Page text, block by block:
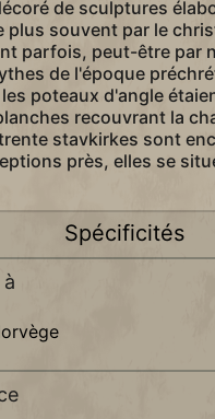
de sculptures
plus souvent par le
parfois, peut-être par
de l'époque
poteaux d'angle
recouvrant la
stavkirkes sont
près, elles se
Spécificités